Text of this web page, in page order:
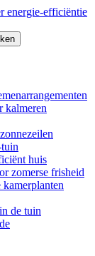
energie-efficiëntie
kalmeren
huis
zomerse frisheid
de tuin